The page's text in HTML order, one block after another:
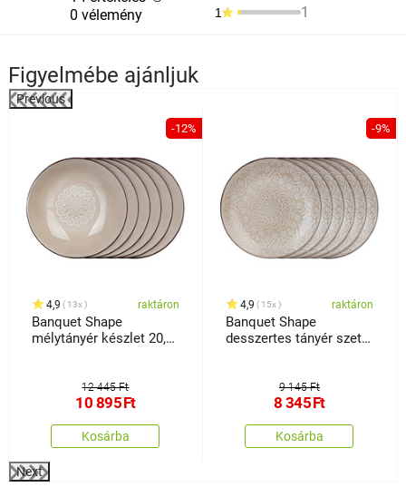
0 vélemény
1 1
Figyelmébe ajánljuk
Previous
-12%
4,9 13x raktáron
Banquet Shape
mélytányér készlet 20,4
12 445 Ft
10 895Ft
Kosárba
-9%
4,9 15x raktáron
Banquet Shape
desszertes tányér szett
9 145 Ft
8 345Ft
Kosárba
Next